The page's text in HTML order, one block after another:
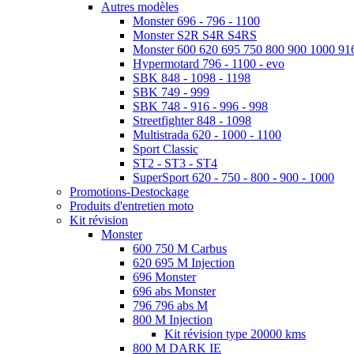
Autres modèles
Monster 696 - 796 - 1100
Monster S2R S4R S4RS
Monster 600 620 695 750 800 900 1000
Hypermotard 796 - 1100 - evo
SBK 848 - 1098 - 1198
SBK 749 - 999
SBK 748 - 916 - 996 - 998
Streetfighter 848 - 1098
Multistrada 620 - 1000 - 1100
Sport Classic
ST2 - ST3 - ST4
SuperSport 620 - 750 - 800 - 900 - 1000
Promotions-Destockage
Produits d'entretien moto
Kit révision
Monster
600 750 M Carbus
620 695 M Injection
696 Monster
696 abs Monster
796 796 abs M
800 M Injection
Kit révision type 20000 kms
800 M DARK IE